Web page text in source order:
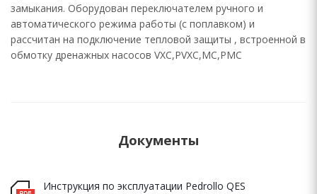
замыкания. Оборудован переключателем ручного и
автоматического режима работы (с поплавком) и
рассчитан на подключение тепловой защиты , встроенной в
обмотку дренажных насосов VXC,PVXC,MC,PMC
Документы
Инструкция по эксплуатации Pedrollo QES